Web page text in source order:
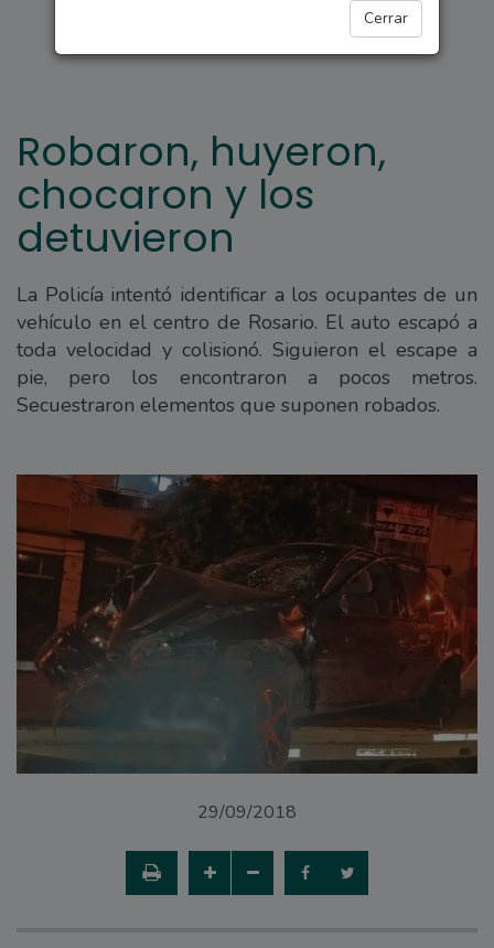
Cerrar
Robaron, huyeron,
chocaron y los
detuvieron
La Policía intentó identificar a los ocupantes de un
vehículo en el centro de Rosario. El auto escapó a
toda velocidad y colisionó. Siguieron el escape a
pie, pero los encontraron a pocos metros.
Secuestraron elementos que suponen robados.
29/09/2018